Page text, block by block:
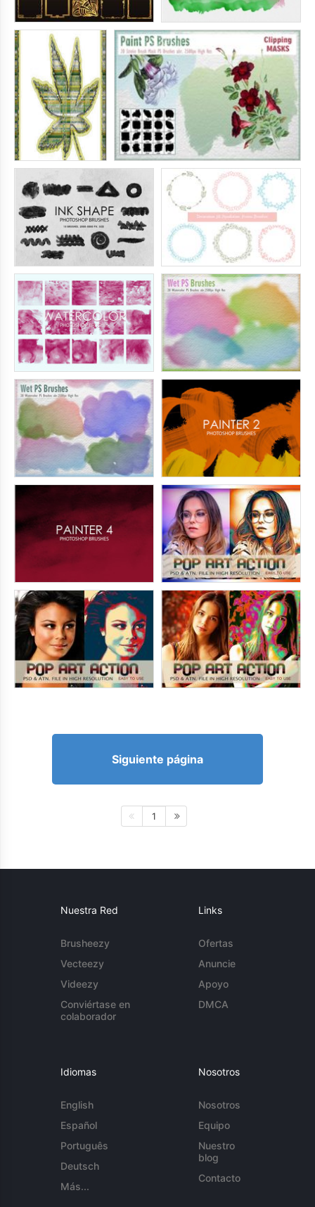
Siguiente página
1
Nuestra Red
Brusheezy
Vecteezy
Videezy
Conviértase en
colaborador
Links
Ofertas
Anuncie
Apoyo
DMCA
Idiomas
English
Español
Português
Deutsch
Más...
Nosotros
Nosotros
Equipo
Nuestro
blog
Contacto